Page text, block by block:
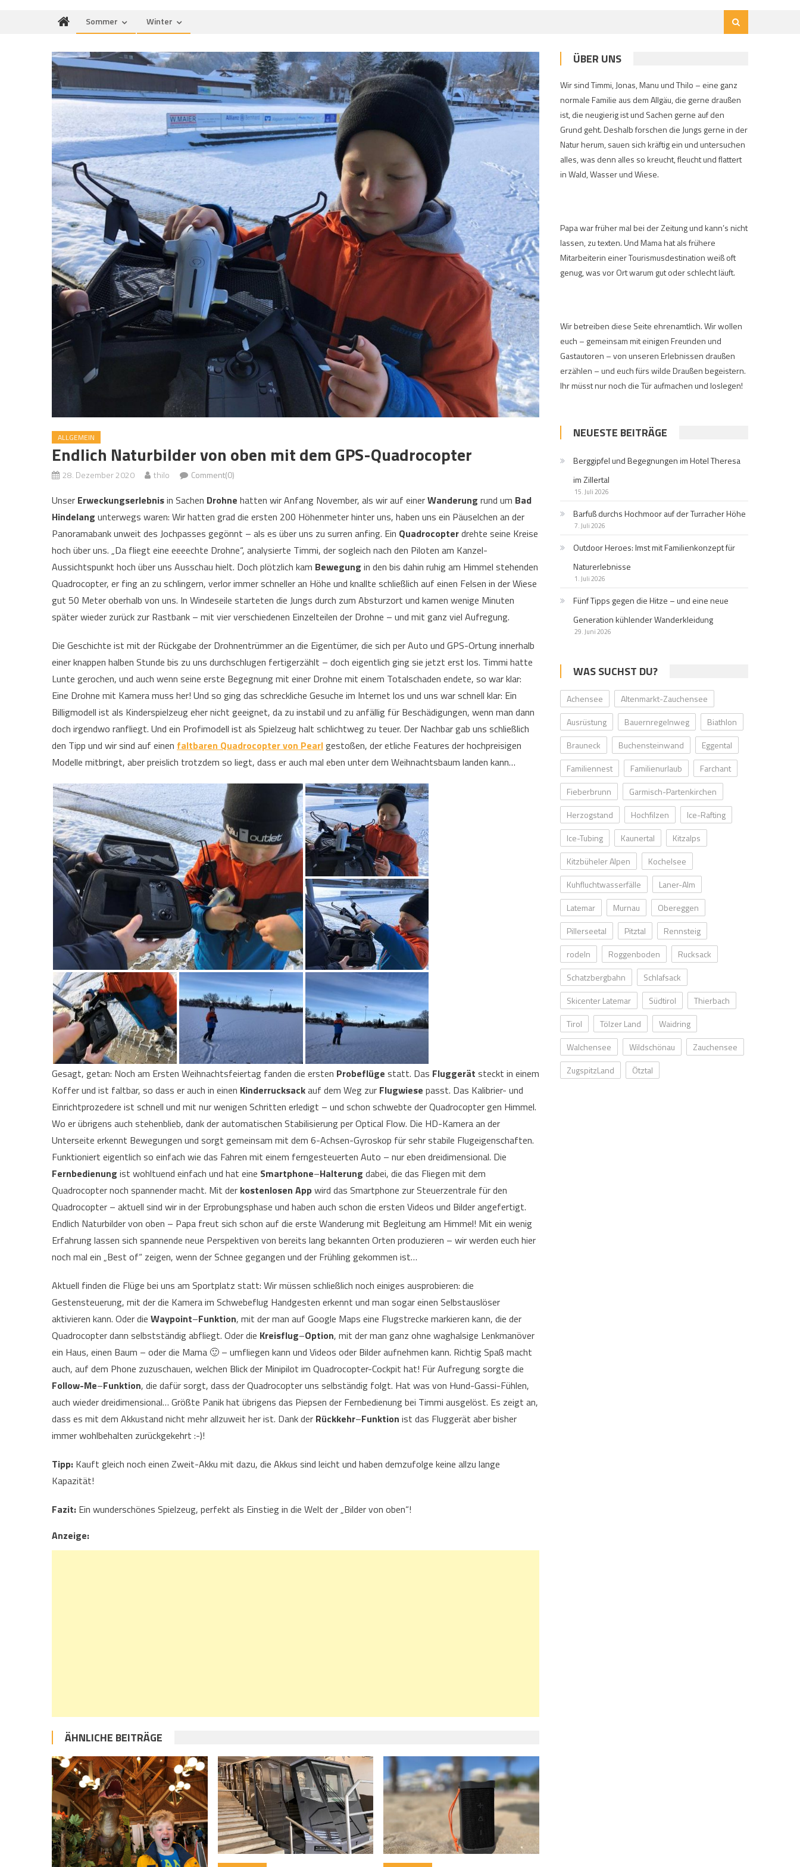
Sommer Winter
ALLGEMEIN
Endlich Naturbilder von oben mit dem GPS-Quadrocopter
28. Dezember 2020 thilo Comment(0)
Unser Erweckungserlebnisin Sachen Drohne hatten wir Anfang November, als wir auf einerWanderung rund um Bad
Hindelang unterwegs waren: Wir hatten grad die ersten 200 Höhenmeter hinter uns, haben uns ein Päuselchen an der
Panoramabank unweit des Jochpasses gegönnt – als es über uns zu surren anfing. Ein Quadrocopterdrehte seine Kreise
hoch über uns. „Da fliegt eine eeeechte Drohne“, analysierte Timmi, der sogleich nach den Piloten am Kanzel-
Aussichtspunkt hoch über uns Ausschau hielt. Doch plötzlich kam Bewegung in den bis dahin ruhig am Himmel stehenden
Quadrocopter, er fing an zu schlingern, verlor immer schneller an Höhe und knallte schließlich auf einen Felsen in der Wiese
gut 50 Meter oberhalb von uns. In Windeseile starteten die Jungs durch zum Absturzort und kamen wenige Minuten
später wieder zurück zur Rastbank – mit vier verschiedenen Einzelteilen der Drohne – und mit ganz viel Aufregung.
Die Geschichte ist mit der Rückgabe der Drohnentrümmer an die Eigentümer, die sich per Auto und GPS-Ortung innerhalb
einer knappen halben Stunde bis zu uns durchschlugen fertigerzählt – doch eigentlich ging sie jetzt erst los. Timmi hatte
Lunte gerochen, und auch wenn seine erste Begegnung mit einer Drohne mit einem Totalschaden endete, so war klar:
Eine Drohne mit Kamera muss her! Und so ging das schreckliche Gesuche im Internet los und uns war schnell klar: Ein
Billigmodell ist als Kinderspielzeug eher nicht geeignet, da zu instabil und zu anfällig für Beschädigungen, wenn man dann
doch irgendwo ranfliegt. Und ein Profimodell ist als Spielzeug halt schlichtweg zu teuer. Der Nachbar gab uns schließlich
den Tipp und wir sind auf einen faltbaren Quadrocopter von Pearlgestoßen, der etliche Features der hochpreisigen
Modelle mitbringt, aber preislich trotzdem so liegt, dass er auch mal eben unter dem Weihnachtsbaum landen kann…
Gesagt, getan: Noch am Ersten Weihnachtsfeiertag fanden die ersten Probeflüge statt. Das Fluggerät steckt in einem
Koffer und ist faltbar, so dass er auch in einen Kinderrucksackauf dem Weg zur Flugwiese passt. Das Kalibrier- und
Einrichtprozedere ist schnell und mit nur wenigen Schritten erledigt – und schon schwebte der Quadrocopter gen Himmel.
Wo er übrigens auch stehenblieb, dank der automatischen Stabilisierung per Optical Flow. Die HD-Kamera an der
Unterseite erkennt Bewegungen und sorgt gemeinsam mit dem 6-Achsen-Gyroskop für sehr stabile Flugeigenschaften.
Funktioniert eigentlich so einfach wie das Fahren mit einem ferngesteuerten Auto – nur eben dreidimensional. Die
Fernbedienung ist wohltuend einfach und hat eine Smartphone–Halterung dabei, die das Fliegen mit dem
Quadrocopter noch spannender macht. Mit der kostenlosen Appwird das Smartphone zur Steuerzentrale für den
Quadrocopter – aktuell sind wir in der Erprobungsphase und haben auch schon die ersten Videos und Bilder angefertigt.
Endlich Naturbilder von oben – Papa freut sich schon auf die erste Wanderung mit Begleitung am Himmel! Mit ein wenig
Erfahrung lassen sich spannende neue Perspektiven von bereits lang bekannten Orten produzieren – wir werden euch hier
noch mal ein „Best of“ zeigen, wenn der Schnee gegangen und der Frühling gekommen ist…
Aktuell finden die Flüge bei uns am Sportplatz statt: Wir müssen schließlich noch einiges ausprobieren: die
Gestensteuerung, mit der die Kamera im Schwebeflug Handgesten erkennt und man sogar einen Selbstauslöser
aktivieren kann. Oder die Waypoint–Funktion, mit der man auf Google Maps eine Flugstrecke markieren kann, die der
Quadrocopter dann selbstständig abfliegt. Oder die Kreisflug–Option, mit der man ganz ohne waghalsige Lenkmanöver
ein Haus, einen Baum – oder die Mama 🙂 – umfliegen kann und Videos oder Bilder aufnehmen kann. Richtig Spaß macht
auch, auf dem Phone zuzuschauen, welchen Blick der Minipilot im Quadrocopter-Cockpit hat! Für Aufregung sorgte die
Follow-Me–Funktion, die dafür sorgt, dass der Quadrocopter uns selbständig folgt. Hat was von Hund-Gassi-Fühlen,
auch wieder dreidimensional… Größte Panik hat übrigens das Piepsen der Fernbedienung bei Timmi ausgelöst. Es zeigt an,
dass es mit dem Akkustand nicht mehr allzuweit her ist. Dank der Rückkehr–Funktion ist das Fluggerät aber bisher
immer wohlbehalten zurückgekehrt :-)!
Tipp: Kauft gleich noch einen Zweit-Akku mit dazu, die Akkus sind leicht und haben demzufolge keine allzu lange
Kapazität!
Fazit: Ein wunderschönes Spielzeug, perfekt als Einstieg in die Welt der „Bilder von oben“!
Anzeige:
ÄHNLICHE BEITRÄGE
ÜBER UNS
Wir sind Timmi, Jonas, Manu und Thilo – eine ganz
normale Familie aus dem Allgäu, die gerne draußen
ist, die neugierig ist und Sachen gerne auf den
Grund geht. Deshalb forschen die Jungs gerne in der
Natur herum, sauen sich kräftig ein und untersuchen
alles, was denn alles so kreucht, fleucht und flattert
in Wald, Wasser und Wiese.
Papa war früher mal bei der Zeitung und kann’s nicht
lassen, zu texten. Und Mama hat als frühere
Mitarbeiterin einer Tourismusdestination weiß oft
genug, was vor Ort warum gut oder schlecht läuft.
Wir betreiben diese Seite ehrenamtlich. Wir wollen
euch – gemeinsam mit einigen Freunden und
Gastautoren – von unseren Erlebnissen draußen
erzählen – und euch fürs wilde Draußen begeistern.
Ihr müsst nur noch die Tür aufmachen und loslegen!
NEUESTE BEITRÄGE
Berggipfel und Begegnungen im Hotel Theresa
im Zillertal
15. Juli 2026
Barfuß durchs Hochmoor auf der Turracher Höhe
7. Juli 2026
Outdoor Heroes: Imst mit Familienkonzept für
Naturerlebnisse
1. Juli 2026
Fünf Tipps gegen die Hitze – und eine neue
Generation kühlender Wanderkleidung
29. Juni 2026
WAS SUCHST DU?
Achensee
Altenmarkt-Zauchensee
Ausrüstung
Bauernregelnweg
Biathlon
Brauneck
Buchensteinwand
Eggental
Familiennest
Familienurlaub
Farchant
Fieberbrunn
Garmisch-Partenkirchen
Herzogstand
Hochfilzen
Ice-Rafting
Ice-Tubing
Kaunertal
Kitzalps
Kitzbüheler Alpen
Kochelsee
Kuhfluchtwasserfälle
Laner-Alm
Latemar
Murnau
Obereggen
Pillerseetal
Pitztal
Rennsteig
rodeln
Roggenboden
Rucksack
Schatzbergbahn
Schlafsack
Skicenter Latemar
Südtirol
Thierbach
Tirol
Tölzer Land
Waidring
Walchensee
Wildschönau
Zauchensee
ZugspitzLand
Ötztal